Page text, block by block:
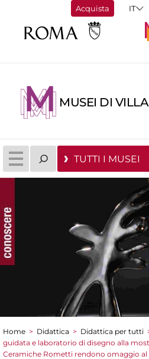
Acquista
MUSEI DI
TUTTI I MUSEI
Tu sei qui
Home > Didattica > Didattica per tutti
guidata e laboratorio di disegno alla
Ceramiche Rometti rendono omaggio al